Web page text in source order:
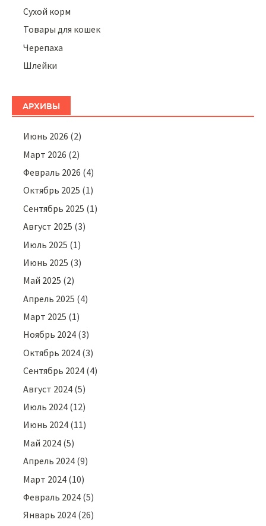
Сухой корм
Товары для кошек
Черепаха
Шлейки
АРХИВЫ
Июнь 2026 (2)
Март 2026 (2)
Февраль 2026 (4)
Октябрь 2025 (1)
Сентябрь 2025 (1)
Август 2025 (3)
Июль 2025 (1)
Июнь 2025 (3)
Май 2025 (2)
Апрель 2025 (4)
Март 2025 (1)
Ноябрь 2024 (3)
Октябрь 2024 (3)
Сентябрь 2024 (4)
Август 2024 (5)
Июль 2024 (12)
Июнь 2024 (11)
Май 2024 (5)
Апрель 2024 (9)
Март 2024 (10)
Февраль 2024 (5)
Январь 2024 (26)